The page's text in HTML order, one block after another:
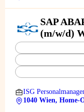
SAP
(m/w/d)
ISG
1040 Wien, Home-